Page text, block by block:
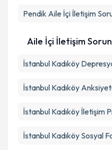
Pendik Aile İçi İletişim
Aile İçi İletişim
İstanbul Kadıköy
İstanbul Kadıköy
İstanbul Kadıköy İletişim
İstanbul Kadıköy Sosyal